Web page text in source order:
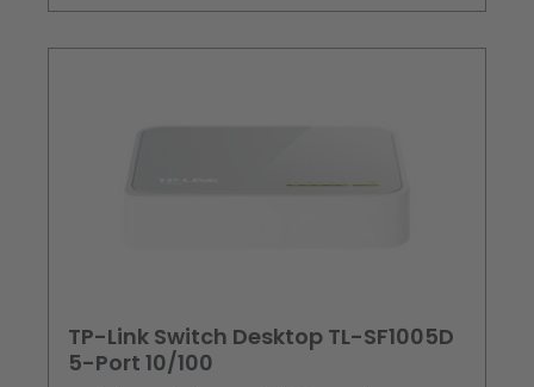
TP-Link Switch Desktop TL-SF1005D
5-Port 10/100